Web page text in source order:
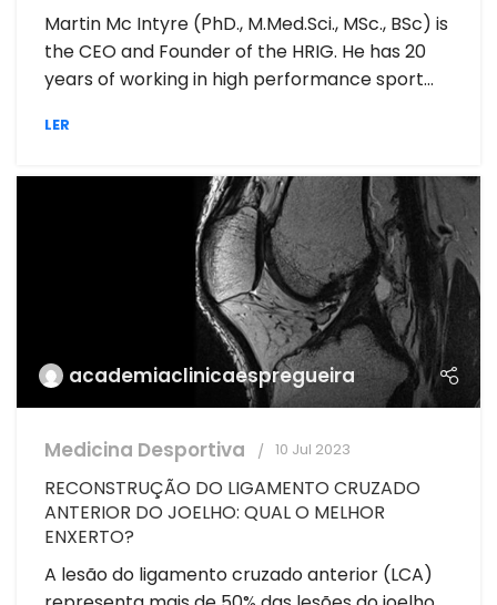
Martin Mc Intyre (PhD., M.Med.Sci., MSc., BSc) is
the CEO and Founder of the HRIG. He has 20
years of working in high performance sport...
LER
academiaclinicaespregueira
Medicina Desportiva 10 Jul 2023
RECONSTRUÇÃO DO LIGAMENTO CRUZADO
ANTERIOR DO JOELHO: QUAL O MELHOR
ENXERTO?
A lesão do ligamento cruzado anterior (LCA)